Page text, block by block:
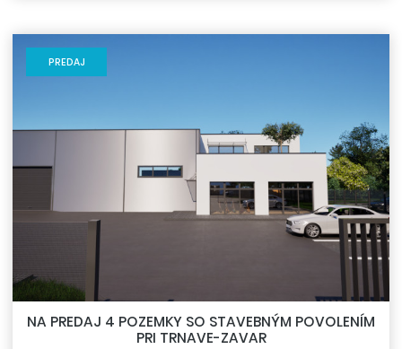
PREDAJ
NA PREDAJ 4 POZEMKY SO STAVEBNÝM POVOLENÍM
PRI TRNAVE-ZAVAR